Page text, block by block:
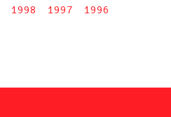
1998 1997 1996